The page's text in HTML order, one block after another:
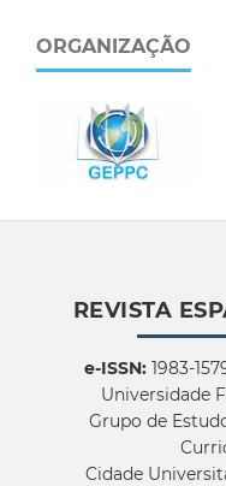
ORGANIZAÇÃO
REVISTA
e-ISSN:1983-
Universidade
Grupo de
Cidade